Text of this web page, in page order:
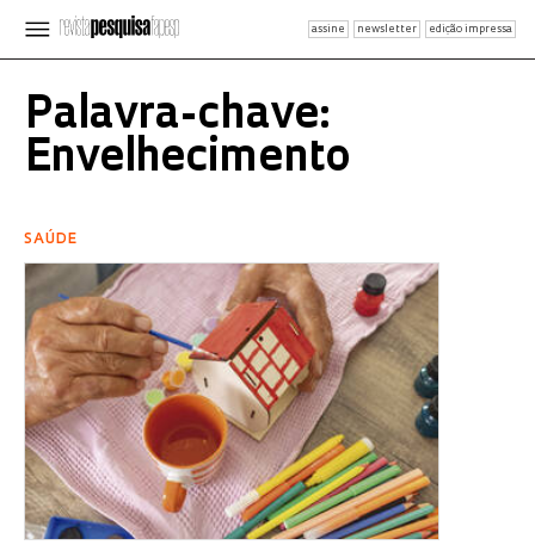
assine newsletter edição impressa
Palavra-chave:
Envelhecimento
SAÚDE